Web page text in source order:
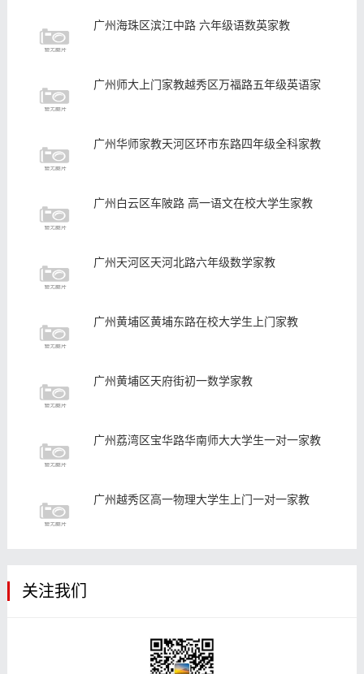
广州海珠区滨江中路 六年级语数英家教
广州师大上门家教越秀区万福路五年级英语家
广州华师家教天河区环市东路四年级全科家教
广州白云区车陂路 高一语文在校大学生家教
广州天河区天河北路六年级数学家教
广州黄埔区黄埔东路在校大学生上门家教
广州黄埔区天府街初一数学家教
广州荔湾区宝华路华南师大大学生一对一家教
广州越秀区高一物理大学生上门一对一家教
关注我们